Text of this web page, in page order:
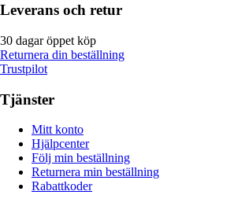
Leverans och retur
30 dagar öppet köp
Returnera din beställning
Trustpilot
Tjänster
Mitt konto
Hjälpcenter
Följ min beställning
Returnera min beställning
Rabattkoder